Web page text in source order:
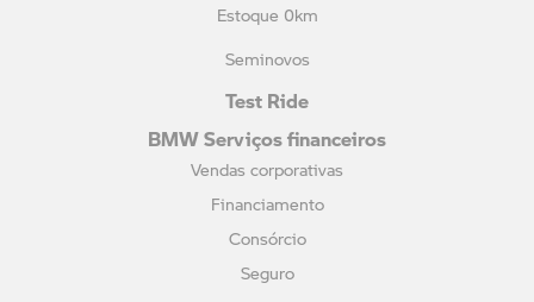
Estoque 0km
Seminovos
Test Ride
BMW Serviços financeiros
Vendas corporativas
Financiamento
Consórcio
Seguro